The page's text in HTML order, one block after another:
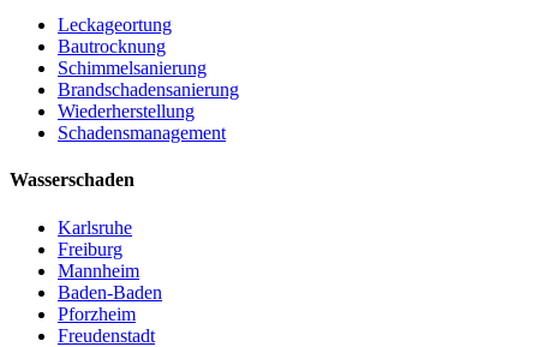
Leckageortung
Bautrocknung
Schimmelsanierung
Brandschadensanierung
Wiederherstellung
Schadensmanagement
Wasserschaden
Karlsruhe
Freiburg
Mannheim
Baden-Baden
Pforzheim
Freudenstadt